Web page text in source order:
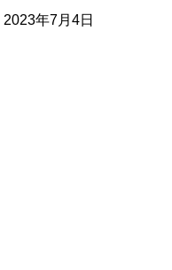
2023年7月4日